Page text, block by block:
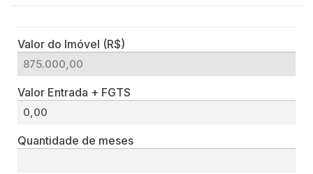
Valor do Imóvel (R$)
Valor Entrada + FGTS
Quantidade de meses